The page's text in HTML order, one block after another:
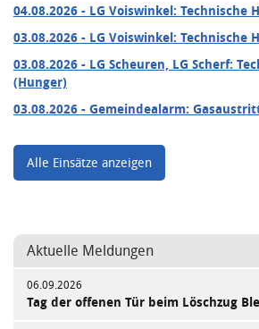
04.08.2026 - LG Voiswinkel: Technische
03.08.2026 - LG Voiswinkel: Technische
03.08.2026 - LG Scheuren, LG Scherf:
(Hunger)
03.08.2026 - Gemeindealarm:
Alle Einsätze anzeigen
Aktuelle Meldungen
06.09.2026
Tag der offenen Tür beim Löschzug